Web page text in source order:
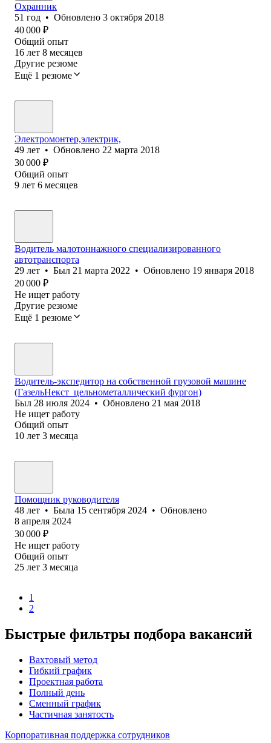
Охранник
51 год • Обновлено 3 октября 2018
40 000 ₽
Общий опыт
16 лет 8 месяцев
Другие резюме
Ещё 1 резюме
Электромонтер,электрик,
49 лет • Обновлено 22 марта 2018
30 000 ₽
Общий опыт
9 лет 6 месяцев
Водитель малотоннажного специализированного
автотранспорта
29 лет • Был 21 марта 2022 • Обновлено 19 января 2018
20 000 ₽
Не ищет работу
Другие резюме
Ещё 1 резюме
Водитель-экспедитор на собственной грузовой машине
(ГазельНекст_цельнометаллический фургон)
Был 28 июля 2024 • Обновлено 21 мая 2018
Не ищет работу
Общий опыт
10 лет 3 месяца
Помощник руководителя
48 лет • Была 15 сентября 2024 • Обновлено
8 апреля 2024
30 000 ₽
Не ищет работу
Общий опыт
25 лет 3 месяца
1
2
Быстрые фильтры подбора вакансий
Вахтовый метод
Гибкий график
Проектная работа
Полный день
Сменный график
Частичная занятость
Корпоративная поддержка сотрудников